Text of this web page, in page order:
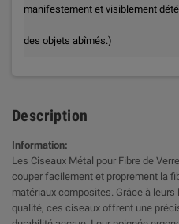
manifestement et visiblement
des objets abîmés.)
Description
Information:
Les Ciseaux Métal pour Fibre de
couper facilement et proprement la
matériaux composites. Grâce à
qualité, ces ciseaux offrent une